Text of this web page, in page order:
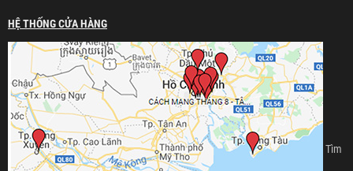
HỆ THỐNG CỬA HÀNG
Tìm